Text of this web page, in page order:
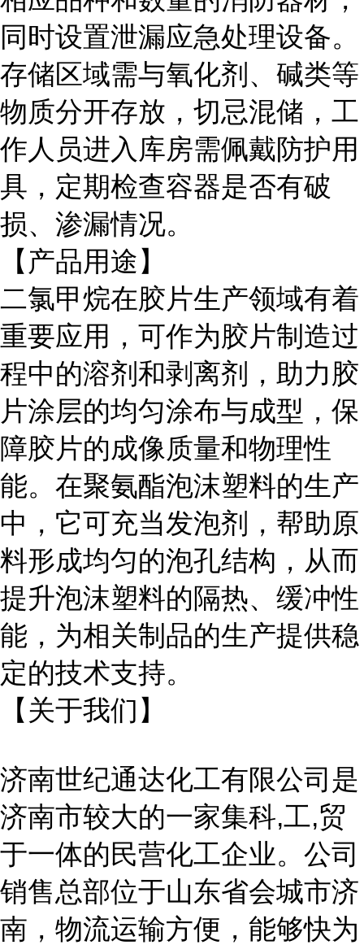
同时设置泄漏应急处理设备。
存储区域需与氧化剂、碱类等
物质分开存放，切忌混储，工
作人员进入库房需佩戴防护用
具，定期检查容器是否有破
损、渗漏情况。
【产品用途】
二氯甲烷在胶片生产领域有着
重要应用，可作为胶片制造过
程中的溶剂和剥离剂，助力胶
片涂层的均匀涂布与成型，保
障胶片的成像质量和物理性
能。在聚氨酯泡沫塑料的生产
中，它可充当发泡剂，帮助原
料形成均匀的泡孔结构，从而
提升泡沫塑料的隔热、缓冲性
能，为相关制品的生产提供稳
定的技术支持。
【关于我们】
济南世纪通达化工有限公司是
济南市较大的一家集科,工,贸
于一体的民营化工企业。公司
销售总部位于山东省会城市济
南，物流运输方便，能够快为